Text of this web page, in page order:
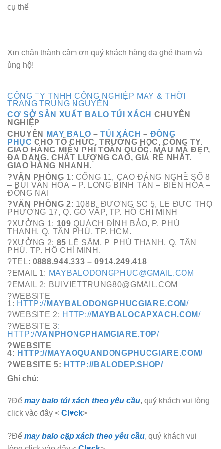
cụ thể
Xin chân thành cảm ơn quý khách hàng đã ghé thăm và
ủng hộ!
CÔNG TY TNHH CÔNG NGHIỆP MAY & THỜI
TRANG TRUNG NGUYÊN
CƠ SỞ SẢN XUẤT BALO TÚI XÁCH CHUYÊN
NGHIỆP
CHUYÊN
MAY BALO –TÚI XÁCH – ĐỒNG
PHỤC CHO TỔ CHỨC, TRƯỜNG HỌC, CÔNG TY.
GIAO HÀNG MIỄN PHÍ TOÀN QUỐC. MẪU MÃ ĐẸP,
ĐA DẠNG. CHẤT LƯỢNG CAO, GIÁ RẺ NHẤT.
GIAO HÀNG NHANH.
?VĂN PHÒNG 1: CỔNG 11, CAO ĐẲNG NGHỀ SỐ 8
– BÙI VĂN HÒA – P. LONG BÌNH TÂN – BIÊN HÒA –
ĐỒNG NAI
?VĂN PHÒNG 2: 108B, ĐƯỜNG SỐ 5, LÊ ĐỨC THỌ
PHƯỜNG 17, Q. GÒ VẤP, TP. HỒ CHÍ MINH
?XƯỞNG 1: 109 QUÁCH ĐÌNH BẢO, P. PHÚ
THẠNH, Q. TÂN PHÚ, TP. HCM.
?XƯỞNG 2: 85 LÊ SÂM, P. PHÚ THẠNH, Q. TÂN
PHÚ. TP. HỒ CHÍ MINH.
?TEL:0888.944.333 – 0914.249.418
?EMAIL 1: MAYBALODONGPHUC@GMAIL.COM
?EMAIL 2: BUIVIETTRUNG80@GMAIL.COM
?WEBSITE
1: HTTP://MAYBALODONGPHUCGIARE.COM/
?WEBSITE 2: HTTP://MAYBALOCAPXACH.COM/
?WEBSITE 3:
HTTP://VANPHONGPHAMGIARE.TOP/
?WEBSITE
4: HTTP://MAYAOQUANDONGPHUCGIARE.COM/
?WEBSITE 5: HTTP://BALODEP.SHOP/
Ghi chú:
?Để may balo túi xách theo yêu cầu, quý khách vui lòng
click vào đây < Cl♥ck>
?Để may balo cặp xách theo yêu cầu, quý khách vui